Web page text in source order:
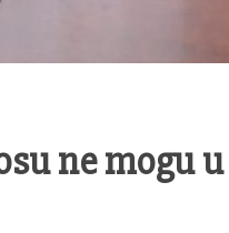
ne mogu